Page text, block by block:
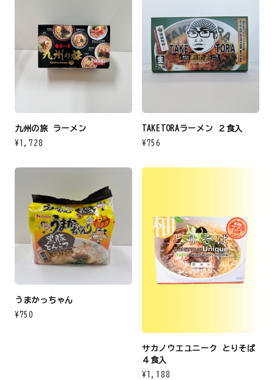
九州の旅 ラーメン
¥1,728
TAKETORAラーメン ２食入
¥756
うまかっちゃん
¥750
サカノウエユニーク とりそば
４食入
¥1,188